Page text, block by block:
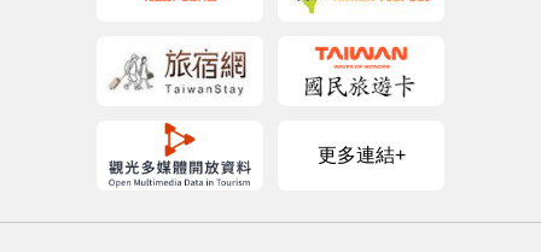
更多連結+